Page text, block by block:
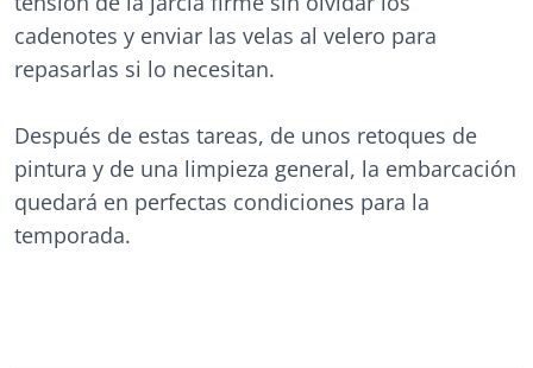
cadenotes y enviar las velas al velero para
repasarlas si lo necesitan.
Después de estas tareas, de unos retoques de
pintura y de una limpieza general, la embarcación
quedará en perfectas condiciones para la
temporada.